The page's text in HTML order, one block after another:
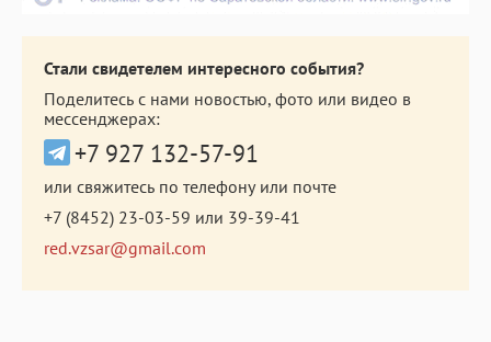
Стали свидетелем интересного события?
Поделитесь с нами новостью, фото или видео в
мессенджерах:
+7 927 132-57-91
или свяжитесь по телефону или почте
+7 (8452) 23-03-59 или 39-39-41
red.vzsar@gmail.com